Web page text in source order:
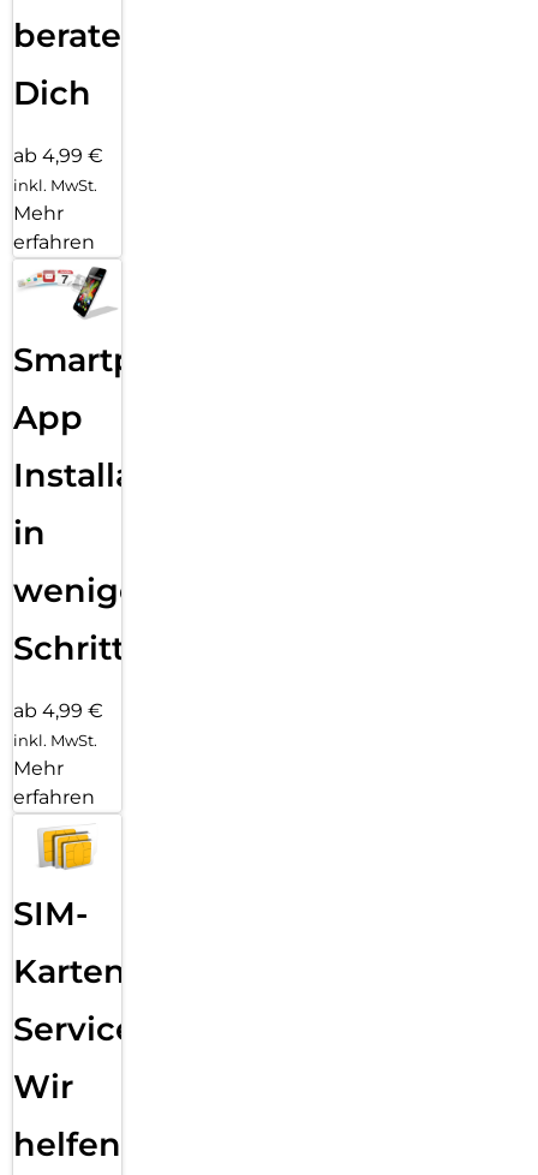
beraten
Dich
ab 4,99 €
inkl. MwSt.
Mehr
erfahren
Smartphone
App
Installation
in
wenigen
Schritten
ab 4,99 €
inkl. MwSt.
Mehr
erfahren
SIM-
Karten
Service:
Wir
helfen